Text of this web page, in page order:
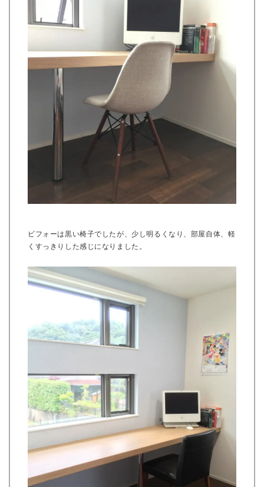
ビフォーは黒い椅子でしたが、少し明るくなり、部屋自体、軽
くすっきりした感じになりました。